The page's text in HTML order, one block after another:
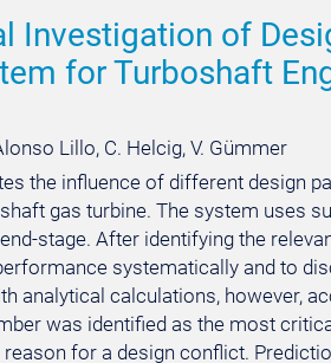
Investigation of
for Turboshaft
Lillo, C. Helcig, V. Gümmer
the influence of different design
gas turbine. The system uses
stage. After identifying the
systematically and to
analytical calculations, however,
was identified as the most
reason for a design conflict.